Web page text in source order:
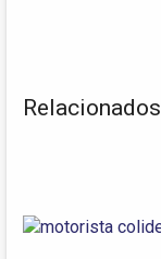
Relacionados